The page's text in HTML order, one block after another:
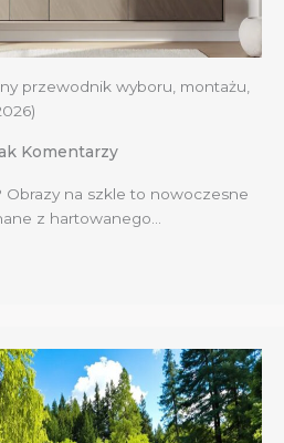
przewodnik wyboru, montażu,
Komentarzy
Obrazy na szkle to nowoczesne
z hartowanego…